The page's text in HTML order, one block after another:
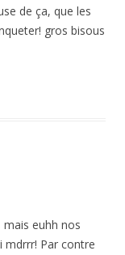
de ça, que les
gros bisous
euhh nos
mdrrr! Par contre